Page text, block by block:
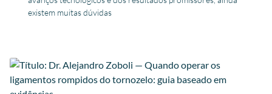
existem muitas dúvidas